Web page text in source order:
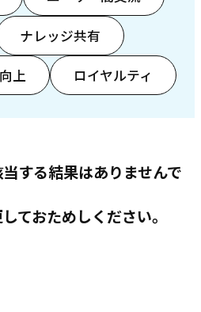
ナレッジ共有
上 ロイヤルティ
する結果はありませんで
ておためしください。